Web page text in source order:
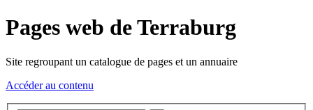
Pages web de Terraburg
Site regroupant un catalogue de pages et un annuaire
Accéder au contenu